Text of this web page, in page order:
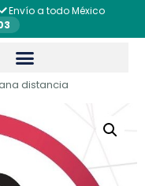
Envío a todo México
distancia